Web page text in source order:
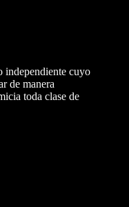
independiente cuyo
de manera
toda clase de